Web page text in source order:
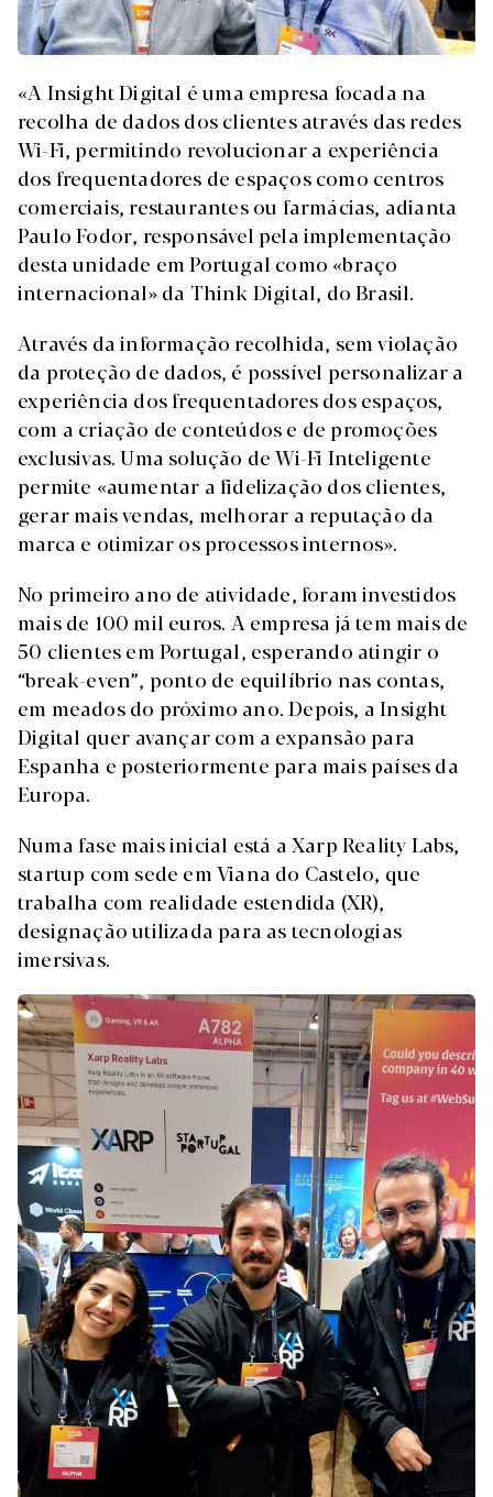
«A Insight Digital é uma empresa focada na
recolha de dados dos clientes através das redes
Wi-Fi, permitindo revolucionar a experiência
dos frequentadores de espaços como centros
comerciais, restaurantes ou farmácias, adianta
Paulo Fodor, responsável pela implementação
desta unidade em Portugal como «braço
internacional» da Think Digital, do Brasil.
Através da informação recolhida, sem violação
da proteção de dados, é possível personalizar a
experiência dos frequentadores dos espaços,
com a criação de conteúdos e de promoções
exclusivas. Uma solução de Wi-Fi Inteligente
permite «aumentar a fidelização dos clientes,
gerar mais vendas, melhorar a reputação da
marca e otimizar os processos internos».
No primeiro ano de atividade, foram investidos
mais de 100 mil euros. A empresa já tem mais de
50 clientes em Portugal, esperando atingir o
“break-even”, ponto de equilíbrio nas contas,
em meados do próximo ano. Depois, a Insight
Digital quer avançar com a expansão para
Espanha e posteriormente para mais países da
Europa.
Numa fase mais inicial está a Xarp Reality Labs,
startup com sede em Viana do Castelo, que
trabalha com realidade estendida (XR),
designação utilizada para as tecnologias
imersivas.